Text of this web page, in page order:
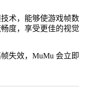
术，能够使游戏帧数
度，享受更佳的视觉
失效，MuMu 会立即